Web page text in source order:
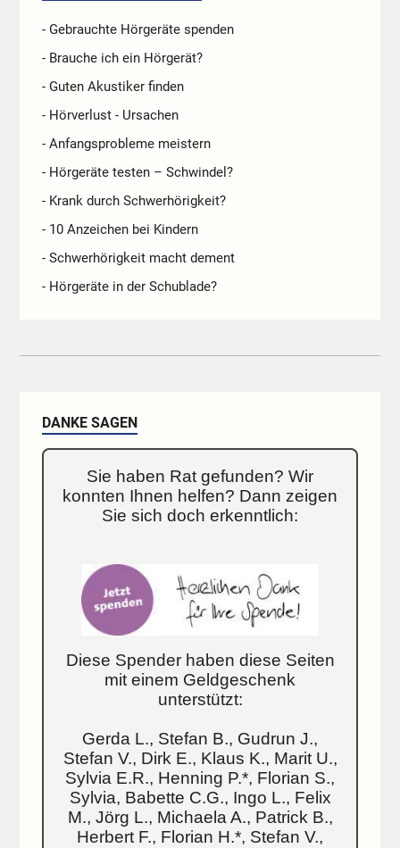
- Gebrauchte Hörgeräte spenden
- Brauche ich ein Hörgerät?
- Guten Akustiker finden
- Hörverlust - Ursachen
- Anfangsprobleme meistern
- Hörgeräte testen – Schwindel?
- Krank durch Schwerhörigkeit?
- 10 Anzeichen bei Kindern
- Schwerhörigkeit macht dement
- Hörgeräte in der Schublade?
DANKE SAGEN
Sie haben Rat gefunden? Wir
konnten Ihnen helfen? Dann zeigen
Sie sich doch erkenntlich:
Diese Spender haben diese Seiten
mit einem Geldgeschenk
unterstützt:
Gerda L., Stefan B., Gudrun J.,
Stefan V., Dirk E., Klaus K., Marit U.,
Sylvia E.R., Henning P.*, Florian S.,
Sylvia, Babette C.G., Ingo L., Felix
M., Jörg L., Michaela A., Patrick B.,
Herbert F., Florian H.*, Stefan V.,